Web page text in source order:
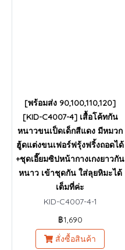
[พร้อมส่ง 90,100,110,120]
[KID-C4007-4] เสื้อโค้ทกัน
หนาวขนเป็ดเด็กสีแดง มีหมวก
ฮู้ดแต่งขนเฟอร์ฟรุ้งฟริ้งถอดได้
+ชุดเอี๊ยมซิปหน้ากางเกงยาวกัน
หนาว เข้าชุดกัน ใส่ลุยหิมะได้
เต็มที่ค่ะ
KID-C4007-4-1
฿1,690
สั่งซื้อสินค้า